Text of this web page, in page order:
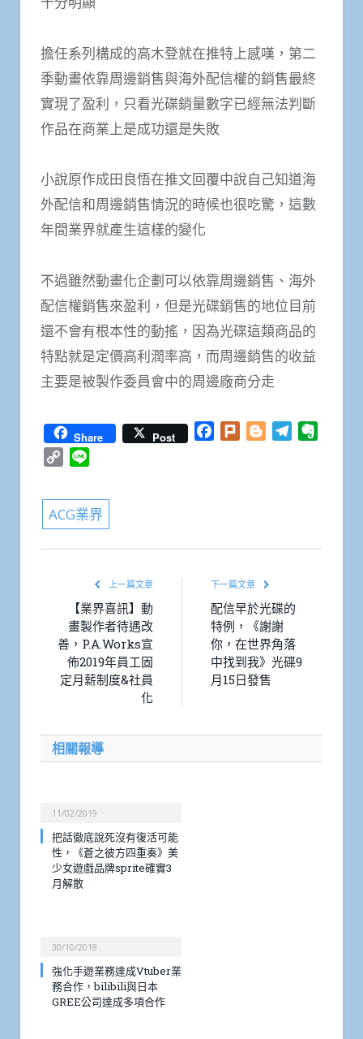
擔任系列構成的高木登就在推特上感嘆，第二
季動畫依靠周邊銷售與海外配信權的銷售最終
實現了盈利，只看光碟銷量數字已經無法判斷
作品在商業上是成功還是失敗
小說原作成田良悟在推文回覆中說自己知道海
外配信和周邊銷售情況的時候也很吃驚，這數
年間業界就產生這樣的變化
不過雖然動畫化企劃可以依靠周邊銷售、海外
配信權銷售來盈利，但是光碟銷售的地位目前
還不會有根本性的動搖，因為光碟這類商品的
特點就是定價高利潤率高，而周邊銷售的收益
主要是被製作委員會中的周邊廠商分走
Share Post Facebook
Plurk BloggerTelegram
Copy
ACG業界
上一篇文章
【業界喜訊】動
畫製作者待遇改
善，P.A.Works宣
佈2019年員工固
定月薪制度&社員
化
下一篇文章
配信早於光碟的
特例，《謝謝
你，在世界角落
中找到我》光碟9
月15日發售
相關報導
11/02/2019
把話徹底說死沒有復活可能
性，《蒼之彼方四重奏》美
少女遊戲品牌sprite確實3
月解散
30/10/2018
強化手遊業務達成Vtuber業
務合作，bilibili與日本
GREE公司達成多項合作